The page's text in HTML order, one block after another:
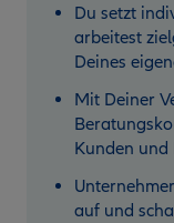
Du setzt
arbeitest
Deines
Mit Deiner
Kunden
auf und